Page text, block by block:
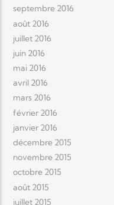
septembre 2016
août 2016
juillet 2016
juin 2016
mai 2016
avril 2016
mars 2016
février 2016
janvier 2016
décembre 2015
novembre 2015
octobre 2015
août 2015
juillet 2015